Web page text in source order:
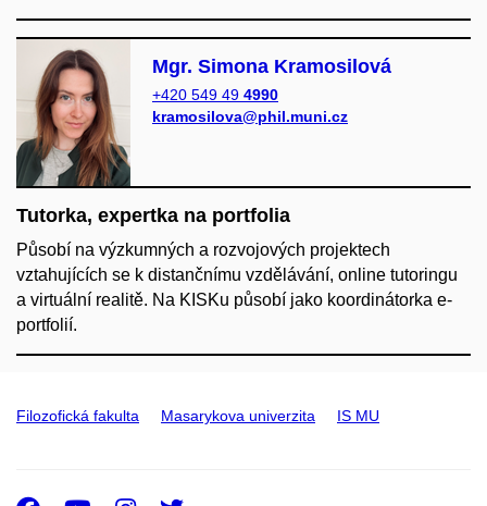
Mgr. Simona Kramosilová
+420 549 49 4990
kramosilova@phil.muni.cz
Tutorka, expertka na portfolia
Působí na výzkumných a rozvojových projektech
vztahujících se k distančnímu vzdělávání, online tutoringu
a virtuální realitě. Na KISKu působí jako koordinátorka e-
portfolií.
Filozofická fakulta Masarykova univerzita IS MU